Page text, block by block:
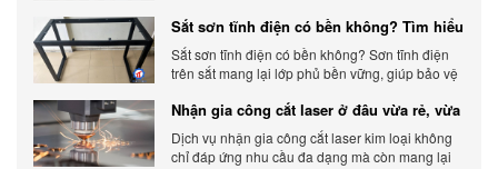
Sắt sơn tĩnh điện có bền không? Tìm hiểu
chi tiết
Sắt sơn tĩnh điện có bền không? Sơn tĩnh điện
trên sắt mang lại lớp phủ bền vững, giúp bảo vệ
động bên ngoài.
Nhận gia công cắt laser ở đâu vừa rẻ, vừa
chất lượng
Dịch vụ nhận gia công cắt laser kim loại không
chỉ đáp ứng nhu cầu đa dạng mà còn mang lại